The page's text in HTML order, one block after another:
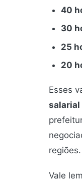
40
30
25
20
Esses
salarial
regiões.
Vale